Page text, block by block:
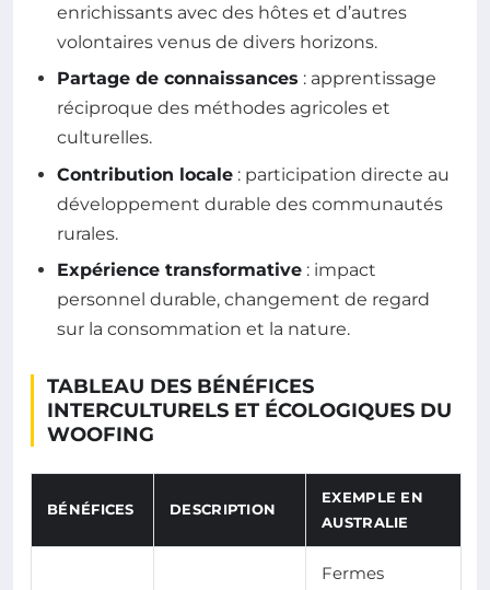
enrichissants avec des hôtes et d’autres
volontaires venus de divers horizons.
Partage de connaissances : apprentissage
réciproque des méthodes agricoles et
culturelles.
Contribution locale : participation directe au
développement durable des communautés
rurales.
Expérience transformative : impact
personnel durable, changement de regard
sur la consommation et la nature.
TABLEAU DES BÉNÉFICES
INTERCULTURELS ET ÉCOLOGIQUES DU
WOOFING
BÉNÉFICES DESCRIPTION
EXEMPLE EN
AUSTRALIE
Fermes